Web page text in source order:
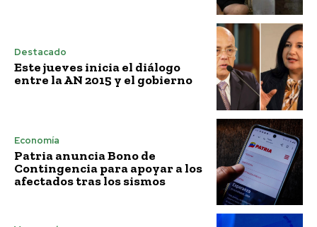
Destacado
Este jueves inicia el diálogo
entre la AN 2015 y el gobierno
Economía
Patria anuncia Bono de
Contingencia para apoyar a los
afectados tras los sismos